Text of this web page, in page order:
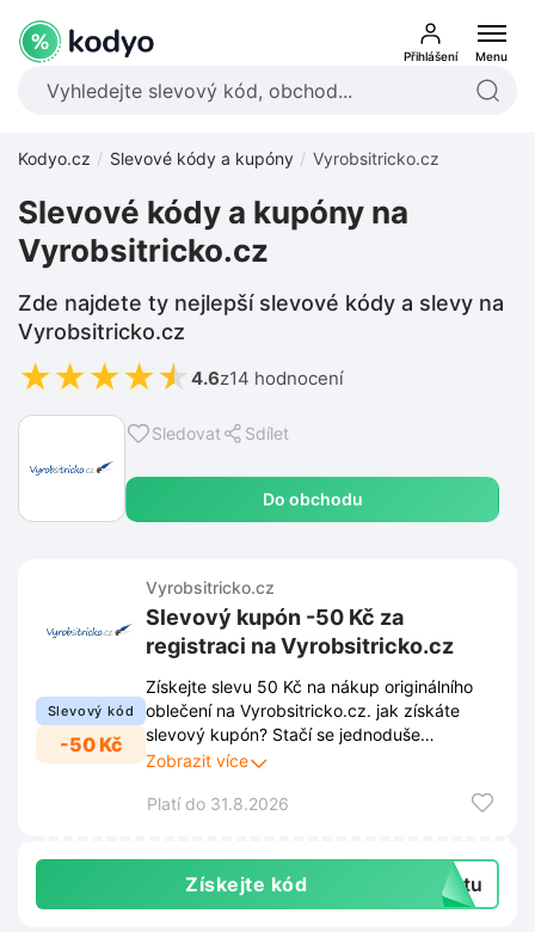
Přihlášení Menu
Kodyo.cz Slevové kódy a kupóny Vyrobsitricko.cz
Sledovat Sdílet
Do obchodu
Slevové kódy a kupóny na
Vyrobsitricko.cz
Zde najdete ty nejlepší slevové kódy a slevy na
Vyrobsitricko.cz
★★★★★ 4.6z14 hodnocení
Slevový kód
-50 Kč
Vyrobsitricko.cz
Slevový kupón -50 Kč za
registraci na Vyrobsitricko.cz
Získejte slevu 50 Kč na nákup originálního
oblečení na Vyrobsitricko.cz. jak získáte
slevový kupón? Stačí se jednoduše
zaregistrovat na webu eshopu. Po dokončení
zadanou e-mailovou adresu. Využijte tuto
Zobrazit více
Platí do 31.8.2026
Získejte kód extu